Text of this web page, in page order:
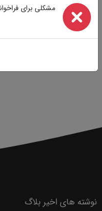
نوشته های اخیر بلاگ
مشکلی برای